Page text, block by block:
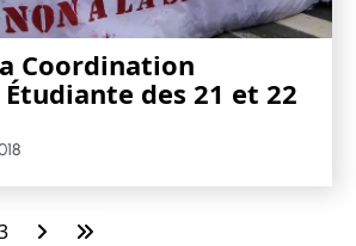
Coordination
des 21 et 22